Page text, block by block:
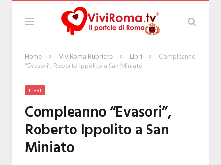
Home » ViviRoma Rubriche » Libri »
Compleanno
“Evasori”, Roberto Ippolito a San Miniato
LIBRI
Compleanno “Evasori”,
Roberto Ippolito a San
Miniato